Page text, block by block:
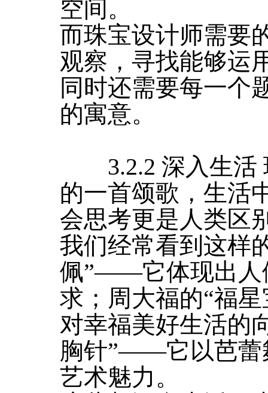
空间。
而珠宝设计师需要
观察，寻找能够运
同时还需要每一个
的寓意。
3.2.2 深入生活
的一首颂歌，生活
会思考更是人类区
我们经常看到这样
佩”——它体现出人
求；周大福的“福
对幸福美好生活的
胸针”——它以芭蕾
艺术魅力。